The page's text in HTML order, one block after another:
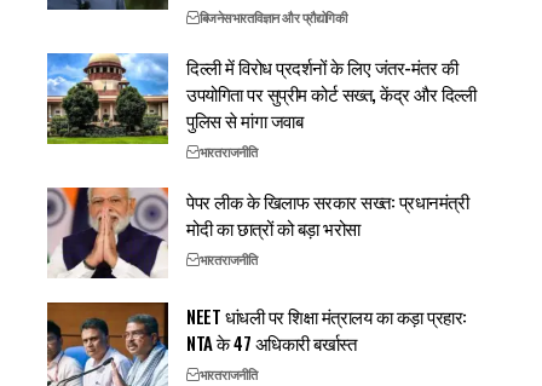
बिजनेसभारतविज्ञान और प्रौद्योगिकी
दिल्ली में विरोध प्रदर्शनों के लिए जंतर-मंतर की
उपयोगिता पर सुप्रीम कोर्ट सख्त, केंद्र और दिल्ली
पुलिस से मांगा जवाब
भारतराजनीति
पेपर लीक के खिलाफ सरकार सख्त: प्रधानमंत्री
मोदी का छात्रों को बड़ा भरोसा
भारतराजनीति
NEET धांधली पर शिक्षा मंत्रालय का कड़ा प्रहार:
NTA के 47 अधिकारी बर्खास्त
भारतराजनीति